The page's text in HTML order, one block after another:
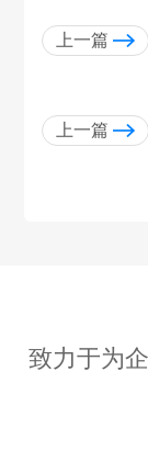
上一篇
上一篇
致力于为